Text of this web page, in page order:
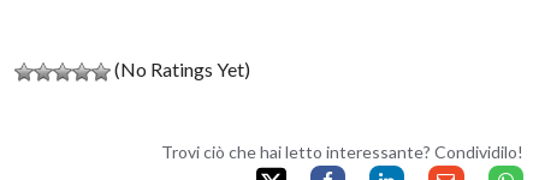
(No Ratings Yet)
Trovi ciò che hai letto interessante? Condividilo!